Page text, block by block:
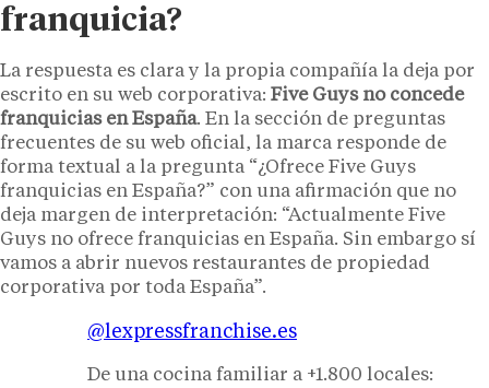
franquicia?
La respuesta es clara y la propia compañía la deja por
escrito en su web corporativa: Five Guys no concede
franquicias en España. En la sección de preguntas
frecuentes de su web oficial, la marca responde de
forma textual a la pregunta “¿Ofrece Five Guys
franquicias en España?” con una afirmación que no
deja margen de interpretación: “Actualmente Five
Guys no ofrece franquicias en España. Sin embargo sí
vamos a abrir nuevos restaurantes de propiedad
corporativa por toda España”.
@lexpressfranchise.es
De una cocina familiar a +1.800 locales: